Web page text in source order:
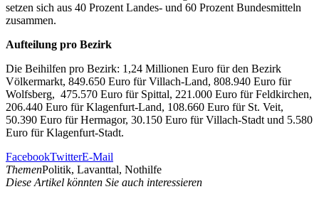
setzen sich aus 40 Prozent Landes- und 60 Prozent Bundesmitteln
zusammen.
Aufteilung pro Bezirk
Die Beihilfen pro Bezirk: 1,24 Millionen Euro für den Bezirk
Völkermarkt, 849.650 Euro für Villach-Land, 808.940 Euro für
Wolfsberg, 475.570 Euro für Spittal, 221.000 Euro für Feldkirchen,
206.440 Euro für Klagenfurt-Land, 108.660 Euro für St. Veit,
50.390 Euro für Hermagor, 30.150 Euro für Villach-Stadt und 5.580
Euro für Klagenfurt-Stadt.
FacebookTwitterE-Mail
ThemenPolitik, Lavanttal, Nothilfe
Diese Artikel könnten Sie auch interessieren